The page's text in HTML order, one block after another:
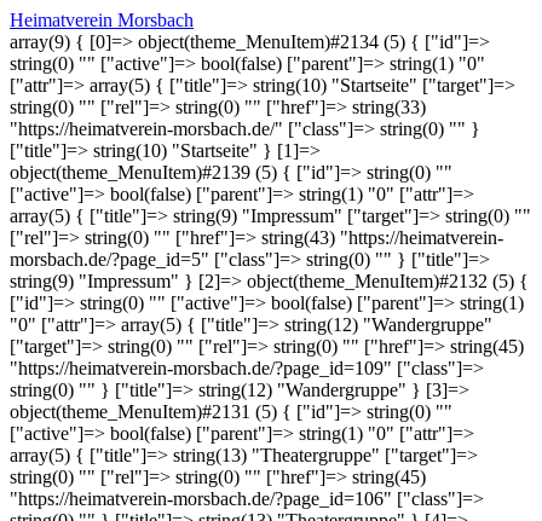
Heimatverein Morsbach
array(9) { [0]=> object(theme_MenuItem)#2134 (5) { ["id"]=>
string(0) "" ["active"]=> bool(false) ["parent"]=> string(1) "0"
["attr"]=> array(5) { ["title"]=> string(10) "Startseite" ["target"]=>
string(0) "" ["rel"]=> string(0) "" ["href"]=> string(33)
"https://heimatverein-morsbach.de/" ["class"]=> string(0) "" }
["title"]=> string(10) "Startseite" } [1]=>
object(theme_MenuItem)#2139 (5) { ["id"]=> string(0) ""
["active"]=> bool(false) ["parent"]=> string(1) "0" ["attr"]=>
array(5) { ["title"]=> string(9) "Impressum" ["target"]=> string(0) ""
["rel"]=> string(0) "" ["href"]=> string(43) "https://heimatverein-
morsbach.de/?page_id=5" ["class"]=> string(0) "" } ["title"]=>
string(9) "Impressum" } [2]=> object(theme_MenuItem)#2132 (5) {
["id"]=> string(0) "" ["active"]=> bool(false) ["parent"]=> string(1)
"0" ["attr"]=> array(5) { ["title"]=> string(12) "Wandergruppe"
["target"]=> string(0) "" ["rel"]=> string(0) "" ["href"]=> string(45)
"https://heimatverein-morsbach.de/?page_id=109" ["class"]=>
string(0) "" } ["title"]=> string(12) "Wandergruppe" } [3]=>
object(theme_MenuItem)#2131 (5) { ["id"]=> string(0) ""
["active"]=> bool(false) ["parent"]=> string(1) "0" ["attr"]=>
array(5) { ["title"]=> string(13) "Theatergruppe" ["target"]=>
string(0) "" ["rel"]=> string(0) "" ["href"]=> string(45)
"https://heimatverein-morsbach.de/?page_id=106" ["class"]=>